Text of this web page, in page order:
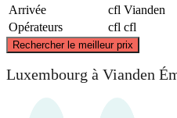
Arrivée
cfl Vianden
Opérateurs
cfl cfl
Rechercher le meilleur prix
Luxembourg à Vianden